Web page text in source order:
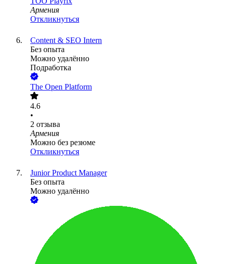
Армения
Откликнуться
Content & SEO Intern
Без опыта
Можно удалённо
Подработка
The Open Platform
4.6
•
2 отзыва
Армения
Можно без резюме
Откликнуться
Junior Product Manager
Без опыта
Можно удалённо